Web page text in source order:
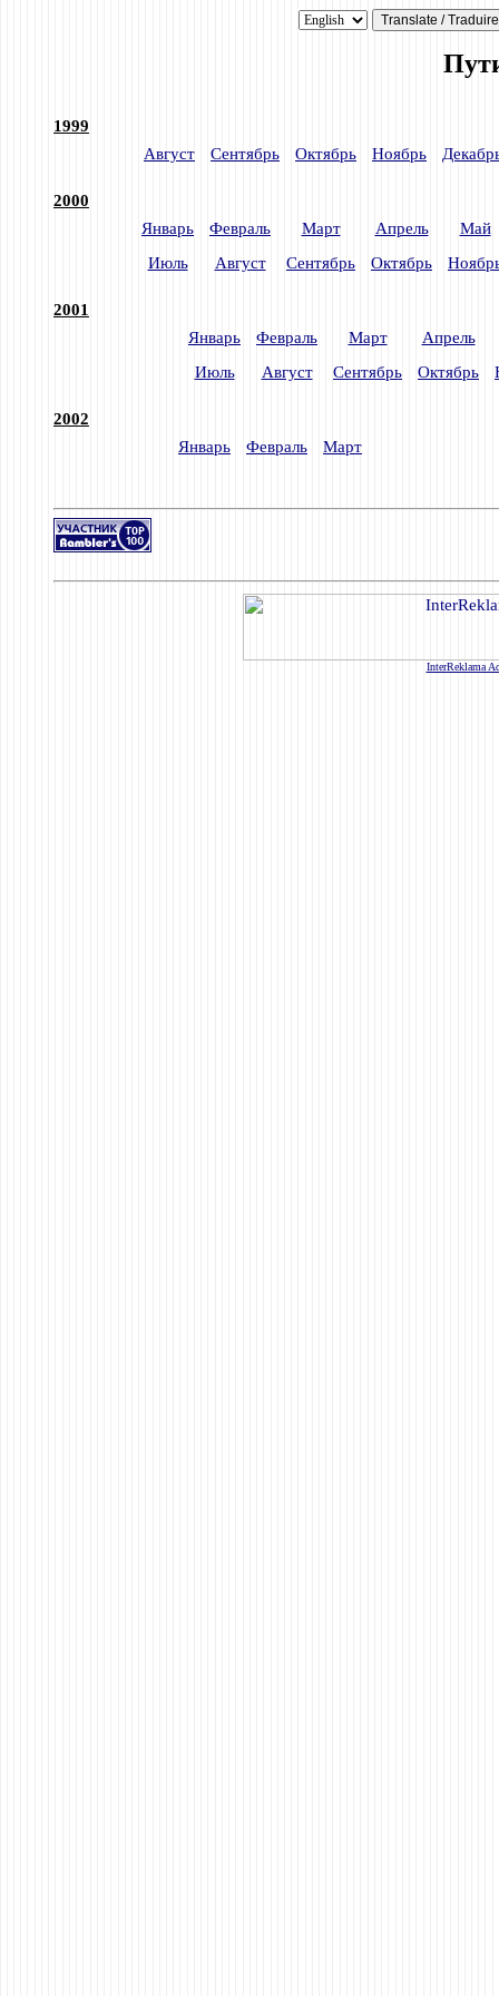
1999
Август
Сентябрь Октябрь Ноябрь
2000
Январь
Февраль Март Апрель
Май
Июль
Август Сентябрь Октябрь
2001
Январь
Февраль Март
Апрель
Июль
Август Сентябрь Октябрь
2002
Январь
Февраль Март
InterReklama